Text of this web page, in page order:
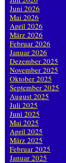
Juni 2026
Mai 2026
April 2026
März 2026
Februar 2026
Januar 2026
Dezember 2025
November 2025
Oktober 2025
September 2025
August 2025
Juli 2025
Juni 2025
Mai 2025
April 2025
März 2025
Februar 2025
Januar 2025